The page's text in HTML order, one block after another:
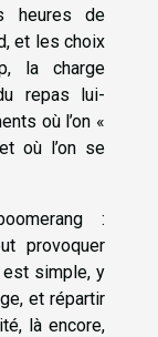
heures de
et les choix
la charge
repas lui-
où l’on «
où l’on se
:
provoquer
est simple, y
et répartir
là encore,